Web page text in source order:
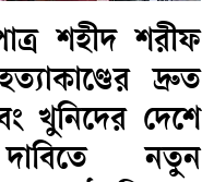
শহীদ শরীফ
দ্রুত
খুনিদের দেশে
নতুন